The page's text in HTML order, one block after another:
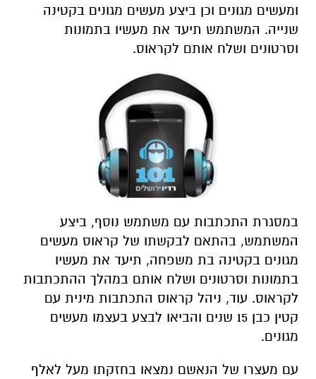
ומעשים מגונים וכן ביצע מעשים מגונים בקטינה
שנייה. המשתמש תיעד את מעשיו בתמונות
וסרטונים ושלח אותם לקראוס.
במסגרת התכתבות עם משתמש נוסף, ביצע
המשתמש, בהתאם לבקשתו של קראוס מעשים
מגונים בקטינה בת משפחה, תיעד את מעשיו
בתמונות וסרטונים ושלח אותם במהלך ההתכתבות
לקראוס. עוד, ניהל קראוס התכתבות מינית עם
קטין כבן 15 שנים והביאו לבצע בעצמו מעשים
מגונים.
עם מעצרו של הנאשם נמצאו בחזקתו מעל לאלף